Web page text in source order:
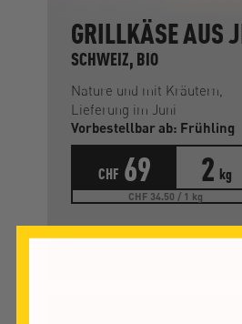
GRILLKÄSE AUS
SCHWEIZ, BIO
Nature und mit Kräutern,
Lieferung im Juni
Vorbestellbar ab: Frühling
CHF 69 2 kg
CHF 34.50 / 1 kg
VORMERKEN